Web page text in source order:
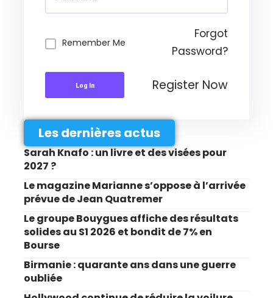
Remember Me
Forgot
Password?
Log In Register Now
Les dernières actus
Sarah Knafo : un livre et des visées pour
2027 ?
Le magazine Marianne s’oppose à l’arrivée
prévue de Jean Quatremer
Le groupe Bouygues affiche des résultats
solides au S1 2026 et bondit de 7% en
Bourse
Birmanie : quarante ans dans une guerre
oubliée